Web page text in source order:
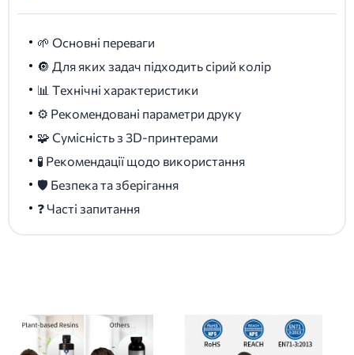
🌱 Основні переваги
🔘 Для яких задач підходить сірий колір
📊 Технічні характеристики
⚙️ Рекомендовані параметри друку
🧩 Сумісність з 3D-принтерами
🧪 Рекомендації щодо використання
🛡️ Безпека та зберігання
❓ Часті запитання